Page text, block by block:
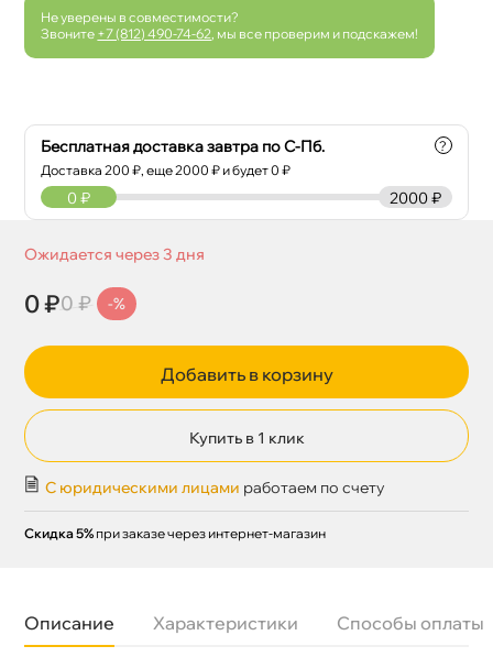
Не уверены в совместимости?
Звоните +7 (812) 490-74-62 , мы все проверим и подскажем!
Бесплатная доставка завтра по С-Пб.
Доставка200 ₽, еще2000 ₽ и будет 0 ₽
?
2000 ₽
0 ₽
Ожидается через 3 дня
0 ₽0 ₽ -%
Добавить в корзину
Купить в 1 клик
С юридическими лицами работаем по счету
Скидка 5% при заказе через интернет-магазин
Описание Характеристики Способы оплаты